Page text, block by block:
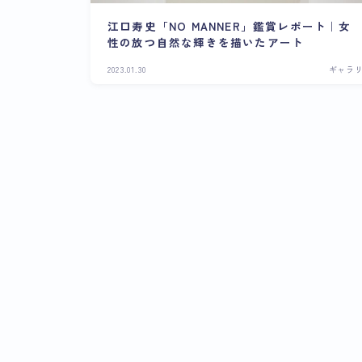
江口寿史「NO MANNER」鑑賞レポート｜女
性の放つ自然な輝きを描いたアート
2023.01.30 ギャラ